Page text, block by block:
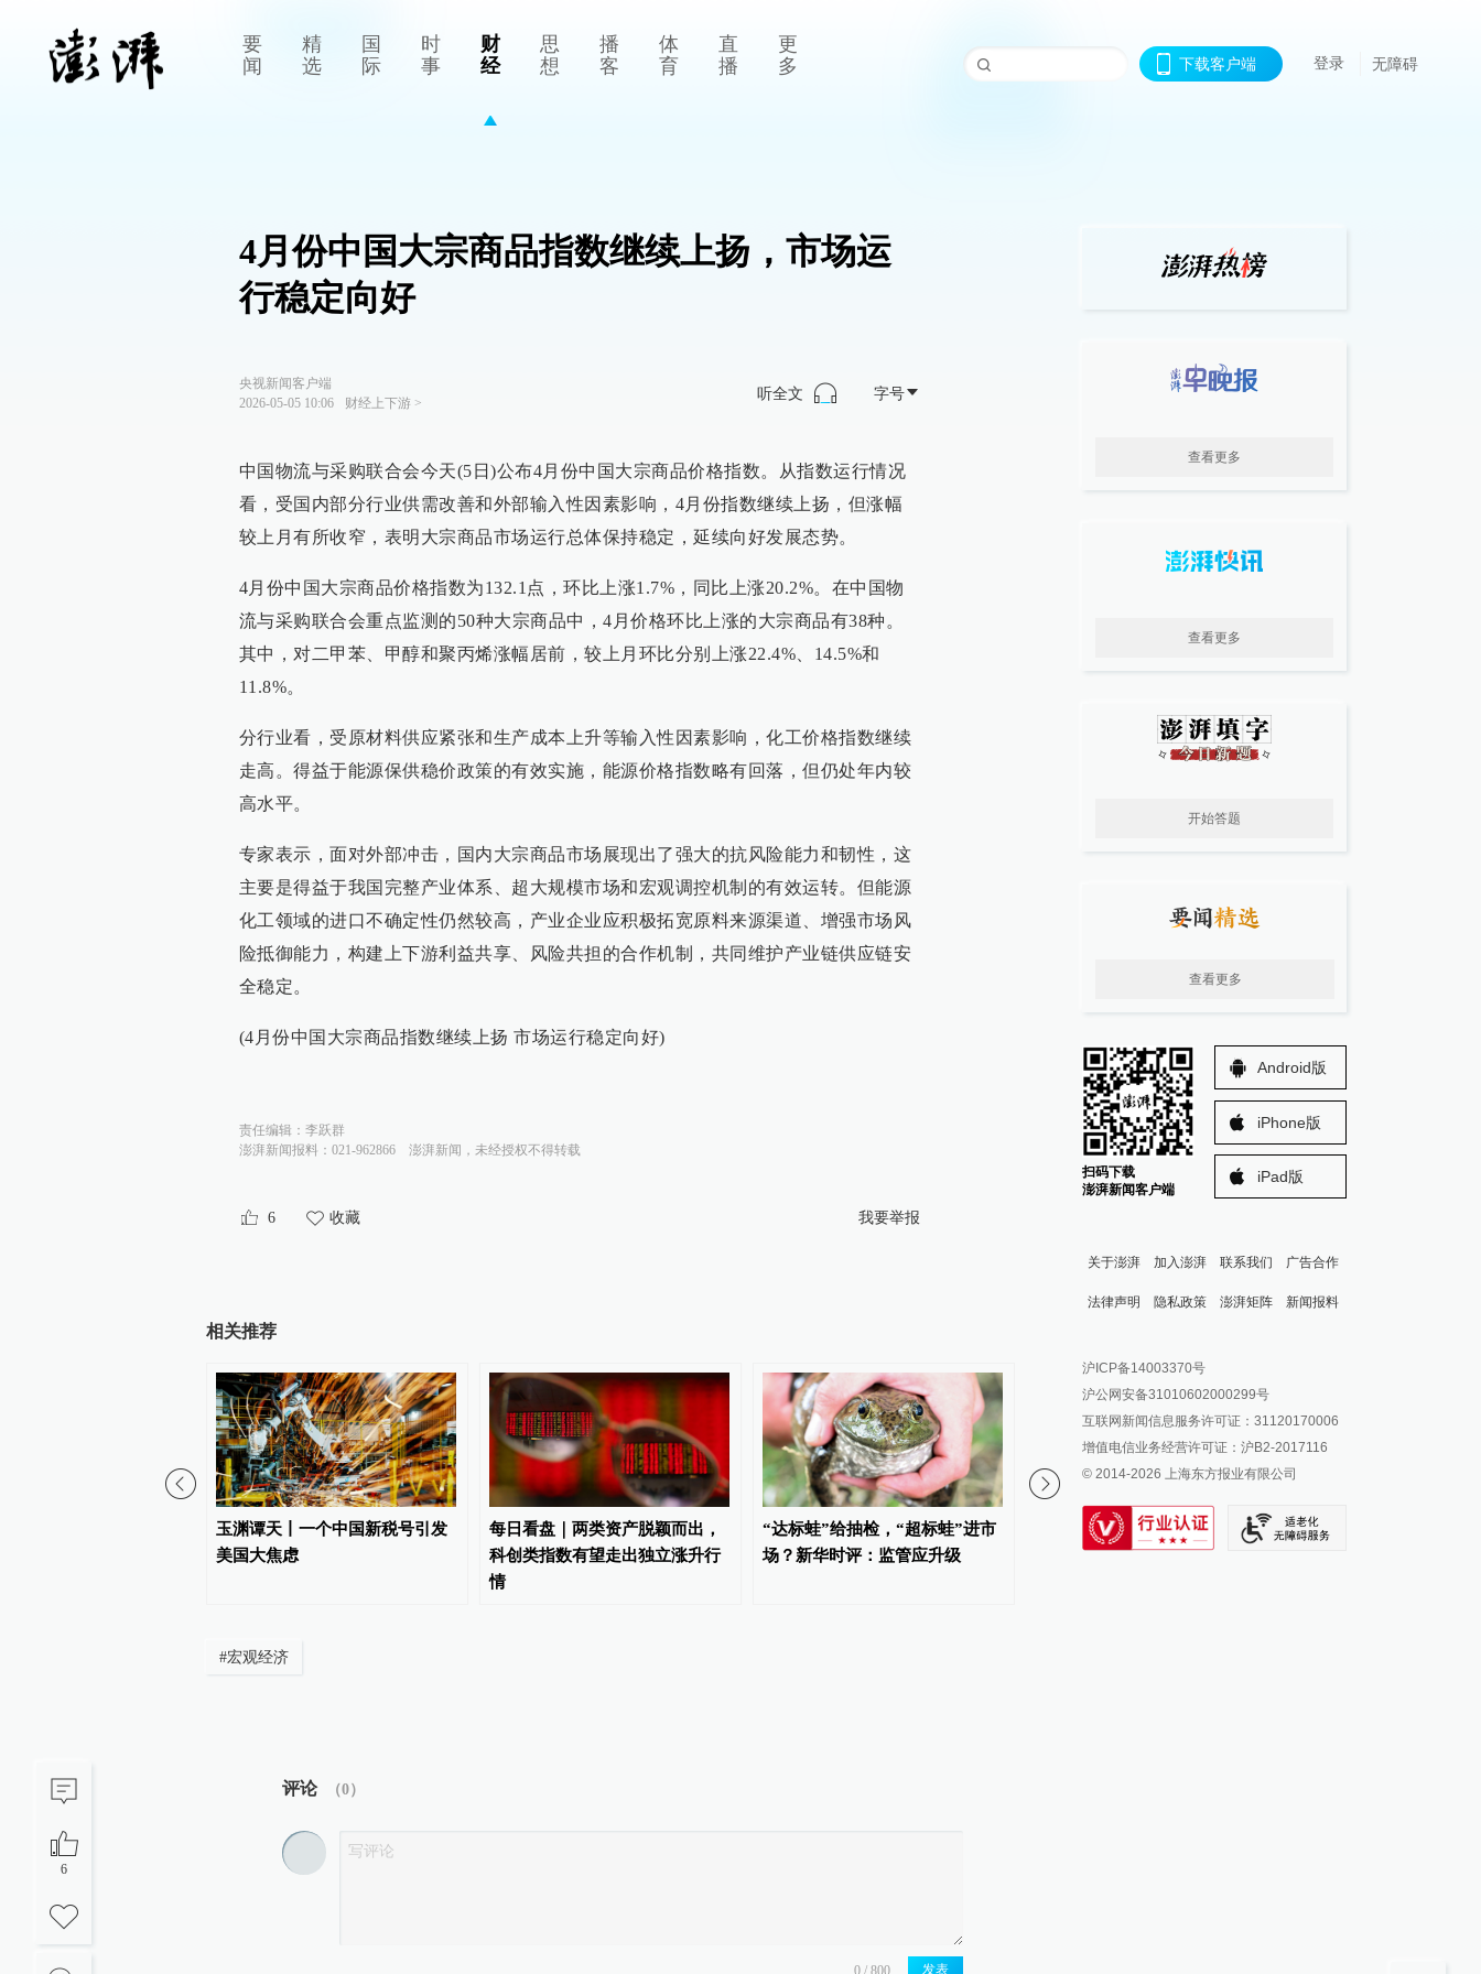
要
闻
精
选
国
际
时
事
财
经
思
想
播
客
体
育
直
播
更
多
下载客户端 登录 无障碍
6
4月份中国大宗商品指数继续上扬，市场运
行稳定向好
央视新闻客户端
2026-05-05 10:06
财经上下游>
听全文 字号
中国物流与采购联合会今天(5日)公布4月份中国大宗商品价格指数。从指数运行情况
看，受国内部分行业供需改善和外部输入性因素影响，4月份指数继续上扬，但涨幅
较上月有所收窄，表明大宗商品市场运行总体保持稳定，延续向好发展态势。
4月份中国大宗商品价格指数为132.1点，环比上涨1.7%，同比上涨20.2%。在中国物
流与采购联合会重点监测的50种大宗商品中，4月价格环比上涨的大宗商品有38种。
其中，对二甲苯、甲醇和聚丙烯涨幅居前，较上月环比分别上涨22.4%、14.5%和
11.8%。
分行业看，受原材料供应紧张和生产成本上升等输入性因素影响，化工价格指数继续
走高。得益于能源保供稳价政策的有效实施，能源价格指数略有回落，但仍处年内较
高水平。
专家表示，面对外部冲击，国内大宗商品市场展现出了强大的抗风险能力和韧性，这
主要是得益于我国完整产业体系、超大规模市场和宏观调控机制的有效运转。但能源
化工领域的进口不确定性仍然较高，产业企业应积极拓宽原料来源渠道、增强市场风
险抵御能力，构建上下游利益共享、风险共担的合作机制，共同维护产业链供应链安
全稳定。
(4月份中国大宗商品指数继续上扬 市场运行稳定向好)
责任编辑： 李跃群
澎湃新闻报料：021-962866
澎湃新闻，未经授权不得转载
6 收藏 我要举报
相关推荐
玉渊谭天丨一个中国新税号引发
美国大焦虑
每日看盘｜两类资产脱颖而出，
科创类指数有望走出独立涨升行
情
“达标蛙”给抽检，“超标蛙”进市
场？新华时评：监管应升级
美国考虑禁止进口中国光模块？
市场人士：可能性较小，影响也
玉渊谭天丨一个中国新
#宏观经济
评论 （0）
发表
查看更多
查看更多
开始答题
查看更多
扫码下载
澎湃新闻客户端
Android版
iPhone版
iPad版
关于澎湃 加入澎湃 联系我们 广告合作
法律声明 隐私政策 澎湃矩阵
澎湃新闻公众号
澎湃新闻抖音号
派生万物开放平台
IP SHANGHAI
SIXTH TONE
新闻报料
报料邮箱: news@thepaper.cn
沪ICP备14003370号
沪公网安备31010602000299号
互联网新闻信息服务许可证：31120170006
增值电信业务经营许可证：沪B2-2017116
© 2014-2026 上海东方报业有限公司